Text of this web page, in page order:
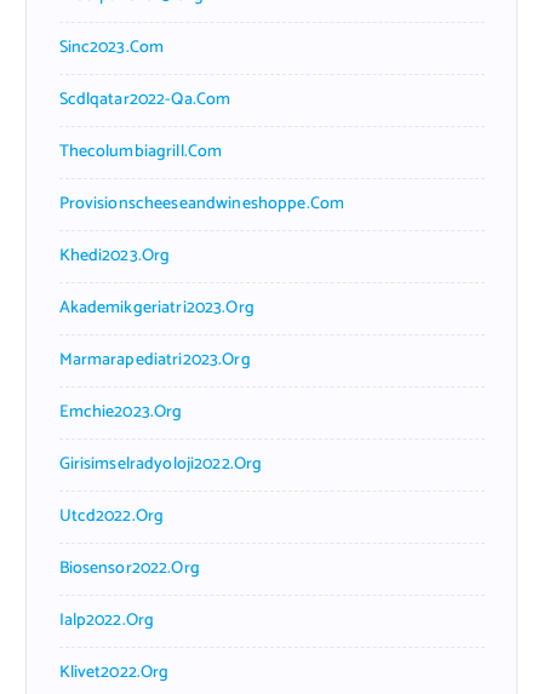
Sinc2023.com
Scdlqatar2022-Qa.com
Thecolumbiagrill.com
Provisionscheeseandwineshoppe.com
Khedi2023.org
Akademikgeriatri2023.org
Marmarapediatri2023.org
Emchie2023.org
Girisimselradyoloji2022.org
Utcd2022.org
Biosensor2022.org
Ialp2022.org
Klivet2022.org